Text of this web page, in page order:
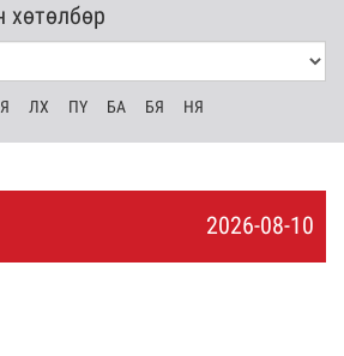
хөтөлбөр
ЛХ ПҮ БА БЯ НЯ
2026-08-10